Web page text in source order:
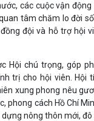
các cuộc vận động
tâm chăm lo đời
đội và hỗ trợ hội
Hội chú trọng, góp
trị cho hội viên. Hội
xung phong nêu
phong cách Hồ Chí
nông thôn mới, đô